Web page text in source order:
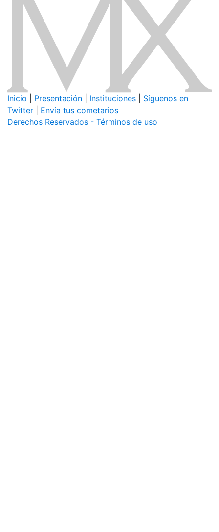
Inicio Presentación Instituciones
Síguenos en
Twitter
Envía tus cometarios
Derechos Reservados - Términos de uso